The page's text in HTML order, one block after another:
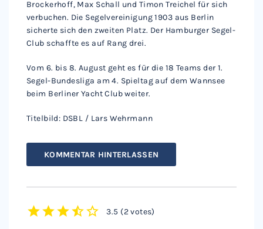
Brockerhoff, Max Schall und Timon Treichel für sich
verbuchen. Die Segelvereinigung 1903 aus Berlin
sicherte sich den zweiten Platz. Der Hamburger Segel-
Club schaffte es auf Rang drei.
Vom 6. bis 8. August geht es für die 18 Teams der 1.
Segel-Bundesliga am 4. Spieltag auf dem Wannsee
beim Berliner Yacht Club weiter.
Titelbild: DSBL / Lars Wehrmann
KOMMENTAR HINTERLASSEN
3.5 (2 votes)